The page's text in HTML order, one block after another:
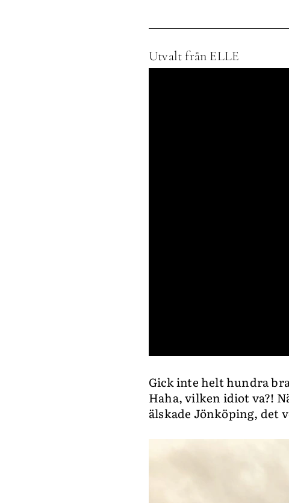
Utvalt från ELLE
of
27
seconds Volume
0%
Gick inte helt hundra
Haha, vilken idiot va?!
älskade Jönköping, det